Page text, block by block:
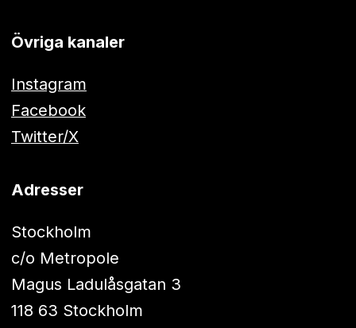
Övriga kanaler
Instagram
Facebook
Twitter/X
Adresser
Stockholm
c/o Metropole
Magus Ladulåsgatan 3
118 63 Stockholm